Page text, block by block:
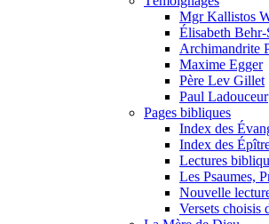
Mgr Kallistos
Élisabeth Behr-
Archimandrite
Maxime Egger
Père Lev Gillet
Paul Ladouceur
Pages bibliques
Index des
Index des
Lectures
Les Psaumes,
Nouvelle
Versets choisis